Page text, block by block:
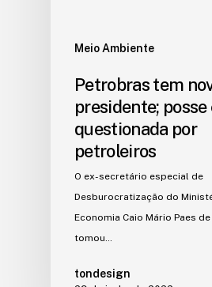
Meio Ambiente
Petrobras tem
presidente; posse
questionada por
petroleiros
O ex-secretário especial de
Desburocratização do
Economia Caio Mário Paes
tomou…
tondesign